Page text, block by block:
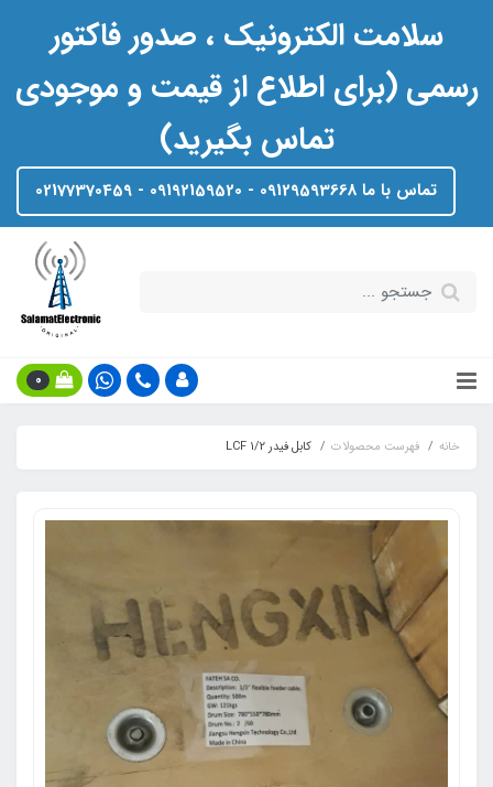
سلامت الکترونیک ، صدور فاکتور
رسمی (برای اطلاع از قیمت و موجودی
تماس بگیرید)
تماس با ما 09129593668 - 09192159520 - 02177370459
0
خانه فهرست محصولات کابل فیدر 1/2 LCF